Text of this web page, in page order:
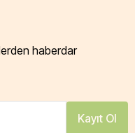
haberdar
Kayıt Ol